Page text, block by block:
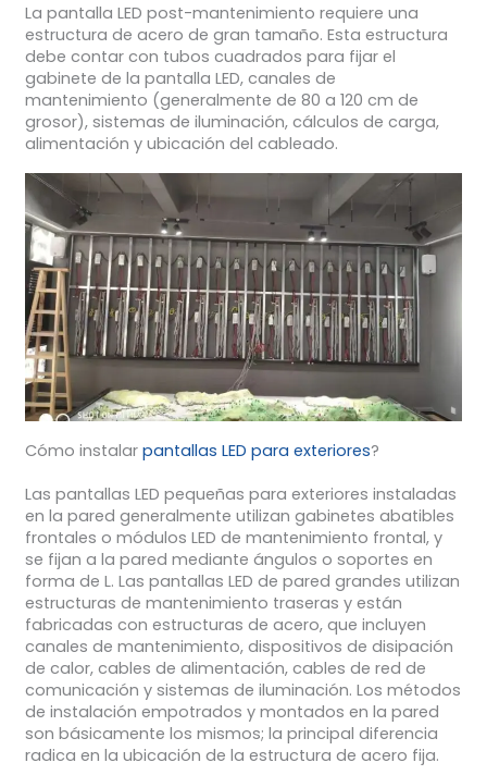
La pantalla LED post-mantenimiento requiere una
estructura de acero de gran tamaño. Esta estructura
debe contar con tubos cuadrados para fijar el
gabinete de la pantalla LED, canales de
mantenimiento (generalmente de 80 a 120 cm de
grosor), sistemas de iluminación, cálculos de carga,
alimentación y ubicación del cableado.
Cómo instalar pantallas LED para exteriores?
Las pantallas LED pequeñas para exteriores instaladas
en la pared generalmente utilizan gabinetes abatibles
frontales o módulos LED de mantenimiento frontal, y
se fijan a la pared mediante ángulos o soportes en
forma de L. Las pantallas LED de pared grandes utilizan
estructuras de mantenimiento traseras y están
fabricadas con estructuras de acero, que incluyen
canales de mantenimiento, dispositivos de disipación
de calor, cables de alimentación, cables de red de
comunicación y sistemas de iluminación. Los métodos
de instalación empotrados y montados en la pared
son básicamente los mismos; la principal diferencia
radica en la ubicación de la estructura de acero fija.